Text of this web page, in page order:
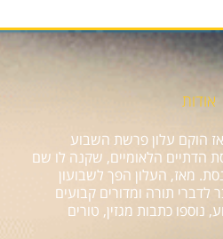
אודות
לפני 25 שנה, אז הוקם עלון פרשת השבוע
הדתיים הלאומיים, שקנה לו שם
מאז, העלון הפך לשבועון
לדברי תורה ומדורים קבועים
כתבות מגזין, טורים